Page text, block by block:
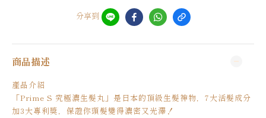
分享到
商品描述
產品介紹
「Prime S 究極濃生髮丸」是日本的頂級生髮神物，7大活髮成分
加3大專利獎，保證你頭髮變得濃密又光澤！